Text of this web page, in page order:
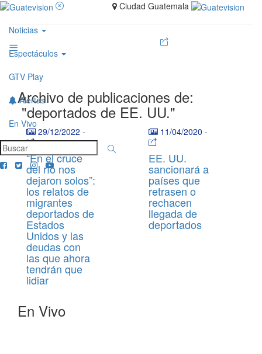
Noticias
Espectáculos
GTV Play
Alertas
En Vivo
Ciudad Guatemala
Archivo de publicaciones de:
"deportados de EE. UU."
29/12/2022 -
“En el cruce
del río nos
dejaron solos”:
los relatos de
migrantes
deportados de
Estados
Unidos y las
deudas con
las que ahora
tendrán que
lidiar
11/04/2020 -
EE. UU.
sancionará a
países que
retrasen o
rechacen
llegada de
deportados
En Vivo